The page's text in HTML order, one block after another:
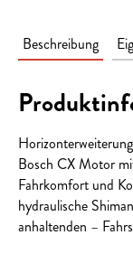
Beschreibung
Bosch CX Motor
Fahrkomfort und
hydraulische
anhaltenden –